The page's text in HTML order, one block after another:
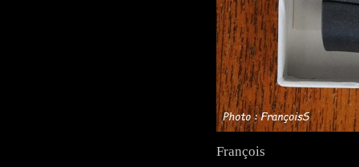
François